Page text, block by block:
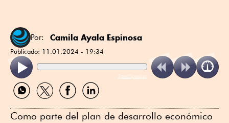
Por: Camila Ayala Espinosa
Publicado: 11.01.2024 - 19:34
ReadSpeaker
Compartir
por
Compartir
por
Compartir
por
Compartir
por
Como parte del plan de desarrollo económico